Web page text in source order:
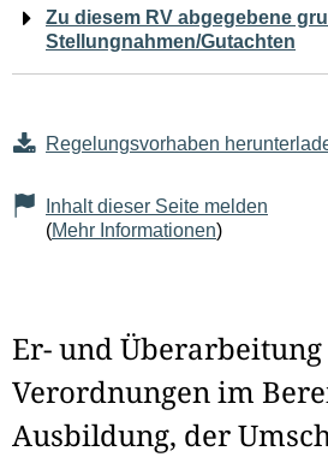
Zu diesem RV abgegebene
Stellungnahmen/Gutachten
Regelungsvorhaben
Inhalt dieser Seite melden
(Mehr Informationen)
Er- und
Verordnungen im
Ausbildung, der